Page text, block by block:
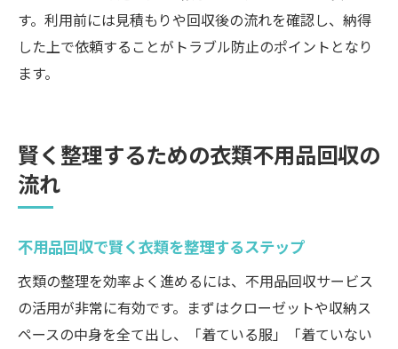
す。利用前には見積もりや回収後の流れを確認し、納得
した上で依頼することがトラブル防止のポイントとなり
ます。
賢く整理するための衣類不用品回収の
流れ
不用品回収で賢く衣類を整理するステップ
衣類の整理を効率よく進めるには、不用品回収サービス
の活用が非常に有効です。まずはクローゼットや収納ス
ペースの中身を全て出し、「着ている服」「着ていない